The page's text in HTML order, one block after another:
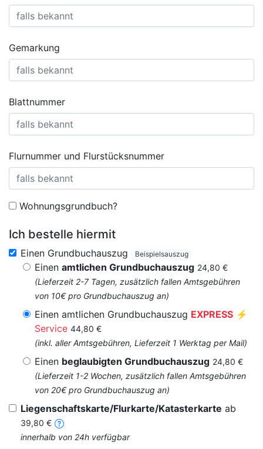
Gemarkung
Blattnummer
Flurnummer und Flurstücksnummer
Wohnungsgrundbuch?
Ich bestelle hiermit
Einen Grundbuchauszug Beispielsauszug
Einen amtlichen Grundbuchauszug 24,80 €
(Lieferzeit 2-7 Tagen, zusätzlich fallen Amtsgebühren
von 10€ pro Grundbuchauszug an)
Einen amtlichen Grundbuchauszug EXPRESS ⚡
Service 44,80 €
(inkl. aller Amtsgebühren, Lieferzeit 1 Werktag per Mail)
Einen beglaubigten Grundbuchauszug 24,80 €
(Lieferzeit 1-2 Wochen, zusätzlich fallen Amtsgebühren
von 20€ pro Grundbuchauszug an)
Liegenschaftskarte/Flurkarte/Katasterkarte ab
39,80 €
innerhalb von 24h verfügbar